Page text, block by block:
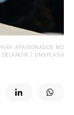
APAIXONADOS NO
DELANOIX / UNSPLASH